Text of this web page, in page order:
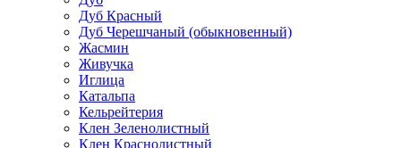
Дуб Красный
Дуб Черешчаный (обыкновенный)
Жасмин
Живучка
Иглица
Катальпа
Кельрейтерия
Клен Зеленолистный
Клен Краснолистный